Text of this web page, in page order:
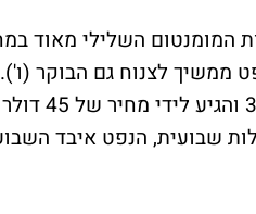
המומנטום השלילי מאוד
דקות, הנוזל השחור